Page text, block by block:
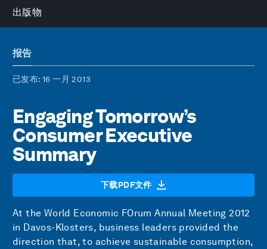
出版物
报告
已发布: 16 一月 2013
Engaging Tomorrow’s
Consumer Executive
Summary
下载PDF文件
At the World Economic FOrum Annual Meeting 2012
in Davos-Klosters, business leaders provided the
direction that, to achieve sustainable consumption,